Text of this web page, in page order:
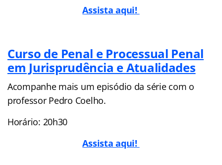
Assista aqui!
Curso de Penal e Processual Penal
em Jurisprudência e Atualidades
Acompanhe mais um episódio da série com o
professor Pedro Coelho.
Horário: 20h30
Assista aqui!